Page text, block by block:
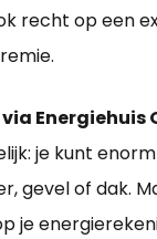
recht op een
Energiehuis
je kunt
gevel of dak.
je